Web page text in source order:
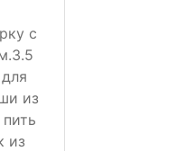
с
из
из